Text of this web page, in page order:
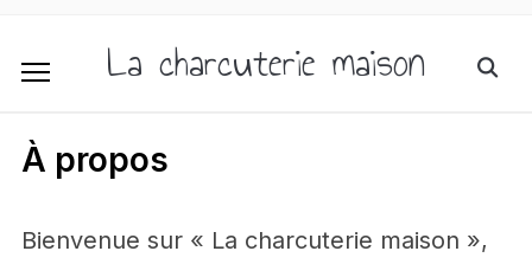
La charcuterie maison
À propos
Bienvenue sur « La charcuterie maison »,